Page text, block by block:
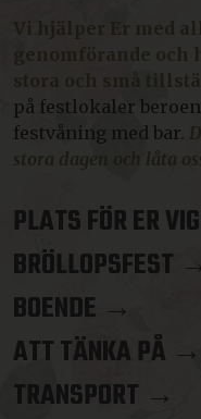
Vi hjälper Er med
genomförande och
stora och små
på festlokaler
festvåning med bar.
stora dagen och låta
PLATS FÖR ER
BRÖLLOPSFEST
BOENDE →
ATT TÄNKA PÅ →
TRANSPORT →